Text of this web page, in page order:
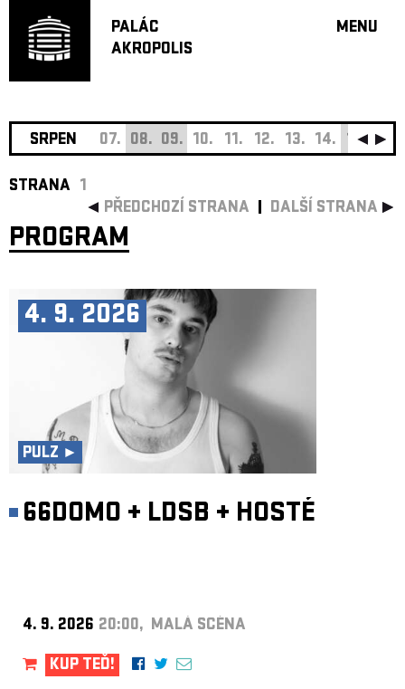
PALÁC
AKROPOLIS
MENU
JAZZ
HUDBA
SRPEN 07. 08. 09. 10. 11. 12. 13. 14. 15. 16.
STRANA 1
PŘEDCHOZÍ STRANA
DALŠÍ STRANA
PROGRAM
4. 9. 2026
PULZ ►
66DOMO + LDSB + HOSTÉ
4. 9. 2026 20:00, MALÁ SCÉNA
KUP TEĎ!